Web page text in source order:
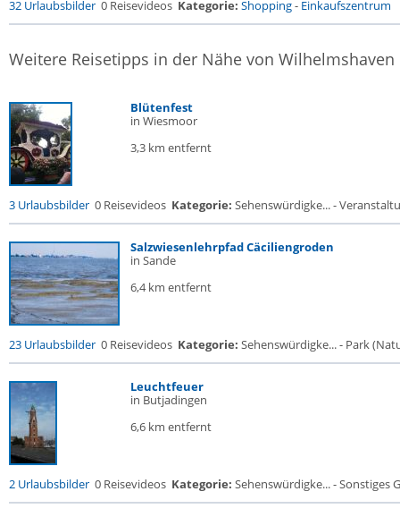
32 Urlaubsbilder 0 Reisevideos Kategorie: Shopping- Einkaufszentrum
Weitere Reisetipps in der Nähe von Wilhelmshaven
Blütenfest
in Wiesmoor
3,3 km entfernt
3 Urlaubsbilder 0 Reisevideos Kategorie: Sehenswürdigke... -
Salzwiesenlehrpfad Cäciliengroden
in Sande
6,4 km entfernt
23 Urlaubsbilder 0 Reisevideos Kategorie: Sehenswürdigke... - Park
Leuchtfeuer
in Butjadingen
6,6 km entfernt
2 Urlaubsbilder 0 Reisevideos Kategorie: Sehenswürdigke... - Sonstiges